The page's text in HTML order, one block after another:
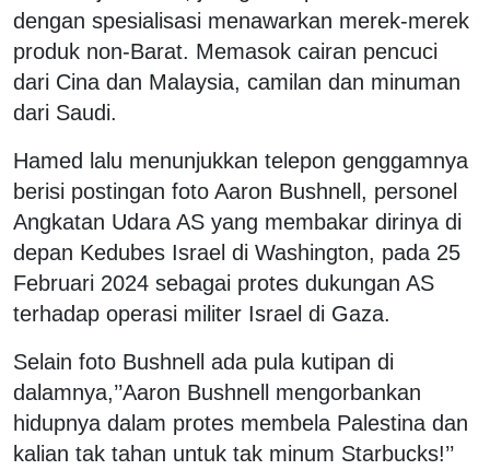
dengan spesialisasi menawarkan merek-merek
produk non-Barat. Memasok cairan pencuci
dari Cina dan Malaysia, camilan dan minuman
dari Saudi.
Hamed lalu menunjukkan telepon genggamnya
berisi postingan foto Aaron Bushnell, personel
Angkatan Udara AS yang membakar dirinya di
depan Kedubes Israel di Washington, pada 25
Februari 2024 sebagai protes dukungan AS
terhadap operasi militer Israel di Gaza.
Selain foto Bushnell ada pula kutipan di
dalamnya,’’Aaron Bushnell mengorbankan
hidupnya dalam protes membela Palestina dan
kalian tak tahan untuk tak minum Starbucks!’’